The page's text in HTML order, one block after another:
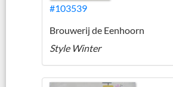
#103539
Brouwerij de Eenhoorn
Style Winter